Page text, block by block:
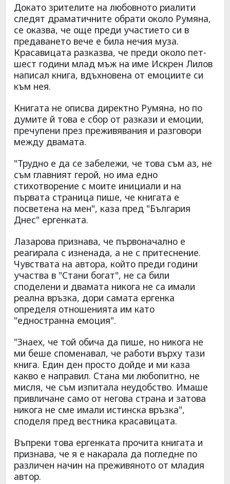
Докато зрителите на любовното риалити
следят драматичните обрати около Румяна,
се оказва, че още преди участието си в
предаването вече е била нечия муза.
Красавицата разказва, че преди около пет-
шест години млад мъж на име Искрен Лилов
написал книга, вдъхновена от емоциите си
към нея.
Книгата не описва директно Румяна, но по
думите й това е сбор от разкази и емоции,
пречупени през преживявания и разговори
между двамата.
"Трудно е да се забележи, че това съм аз, не
съм главният герой, но има едно
стихотворение с моите инициали и на
първата страница пише, че книгата е
посветена на мен", каза пред "България
Днес" ергенката.
Лазарова признава, че първоначално е
реагирала с изненада, а не с притеснение.
Чувствата на автора, който преди години
участва в "Стани богат", не са били
споделени и двамата никога не са имали
реална връзка, дори самата ергенка
определя отношенията им като
"едностранна емоция".
"Знаех, че той обича да пише, но никога не
ми беше споменавал, че работи върху тази
книга. Един ден просто дойде и ми каза
какво е направил. Стана ми любопитно, не
мисля, че съм изпитала неудобство. Имаше
привличане само от негова страна и затова
никога не сме имали истинска връзка",
споделя пред вестника красавицата.
Въпреки това ергенката прочита книгата и
признава, че я е накарала да погледне по
различен начин на преживяното от младия
автор.